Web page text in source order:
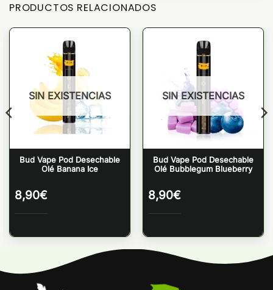
PRODUCTOS RELACIONADOS
SIN EXISTENCIAS
Bud Vape Pod Desechable
Olé Banana Ice
8,90€
SIN EXISTENCIAS
Bud Vape Pod Desechable
Olé Bubblegum Blueberry
8,90€